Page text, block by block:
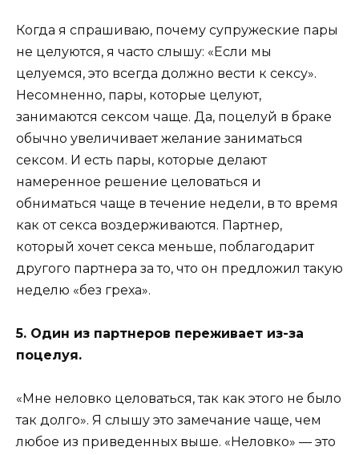
Когда я спрашиваю, почему супружеские пары
не целуются, я часто слышу: «Если мы
целуемся, это всегда должно вести к сексу».
Несомненно, пары, которые целуют,
занимаются сексом чаще. Да, поцелуй в браке
обычно увеличивает желание заниматься
сексом. И есть пары, которые делают
намеренное решение целоваться и
обниматься чаще в течение недели, в то время
как от секса воздерживаются. Партнер,
который хочет секса меньше, поблагодарит
другого партнера за то, что он предложил такую
​​неделю «без греха».
5. Один из партнеров переживает из-за
поцелуя.
«Мне неловко целоваться, так как этого не было
так долго». Я слышу это замечание чаще, чем
любое из приведенных выше. «Неловко» — это